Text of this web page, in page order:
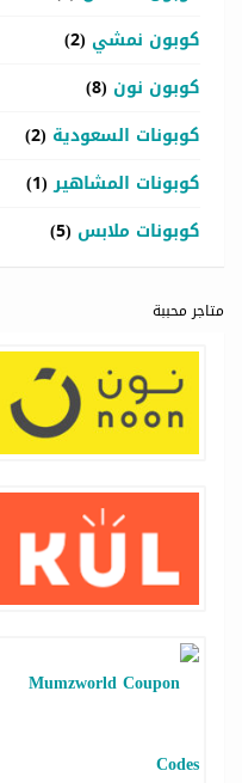
كوبون نمشي (2)
كوبون نون (8)
كوبونات السعودية (2)
كوبونات المشاهير(1)
كوبونات ملابس (5)
متاجر محببة